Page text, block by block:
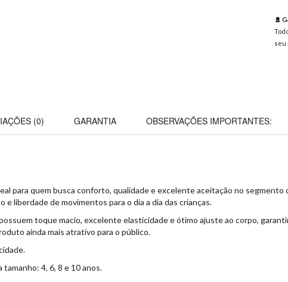
seu
(0) GARANTIA OBSERVAÇÕES IMPORTANTES:
para quem busca conforto, qualidade e excelente aceitação no
liberdade de movimentos para o dia a dia das crianças.
toque macio, excelente elasticidade e ótimo ajuste ao corpo,
ainda mais atrativo para o público.
4, 6, 8 e 10 anos.